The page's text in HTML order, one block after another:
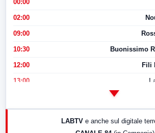
00:00
02:00
09:00
10:30 Buonissimo
12:00 Fili
13:00
17:00
LABTV e anche sul digitale